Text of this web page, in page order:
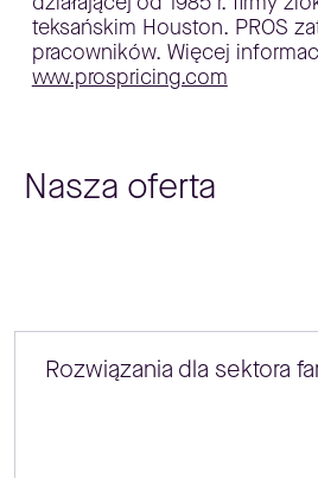
teksańskim Houston. PROS
pracowników. Więcej
www.prospricing.com
Nasza oferta
Rozwiązania dla sektora